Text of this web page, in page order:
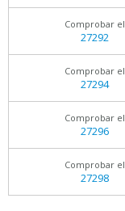
Comprobar el
27292
Comprobar el
27294
Comprobar el
27296
Comprobar el
27298